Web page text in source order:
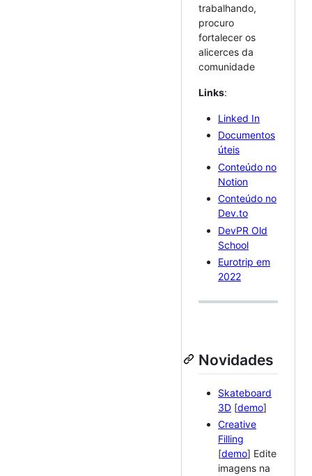
trabalhando,
procuro
fortalecer os
alicerces da
comunidade
Links:
Linked In
Documentos
úteis
Conteúdo no
Notion
Conteúdo no
Dev.to
DevPR Old
School
Eurotrip em
2022
Novidades
Skateboard
3D [demo]
Creative
Filling
[demo] Edite
imagens na